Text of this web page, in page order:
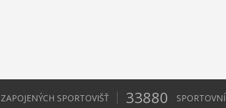
ZAPOJENÝCH SPORTOVIŠŤ 33880